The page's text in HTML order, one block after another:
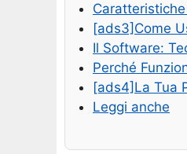
[ads3]Come
Il Software:
Perché
[ads4]La Tua
Leggi anche